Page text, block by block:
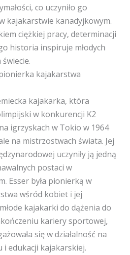
co uczyniło go
kajakarstwie kanadyjkowym.
ciężkiej pracy, determinacji
historia inspiruje młodych
kajakarstwa
kajakarka, która
w konkurencji K2
igrzyskach w Tokio w 1964
na mistrzostwach świata. Jej
uczyniły ją jedną
postaci w
Esser była pionierką w
wśród kobiet i jej
kajakarki do dążenia do
kariery sportowej,
się w działalność na
edukacji kajakarskiej.